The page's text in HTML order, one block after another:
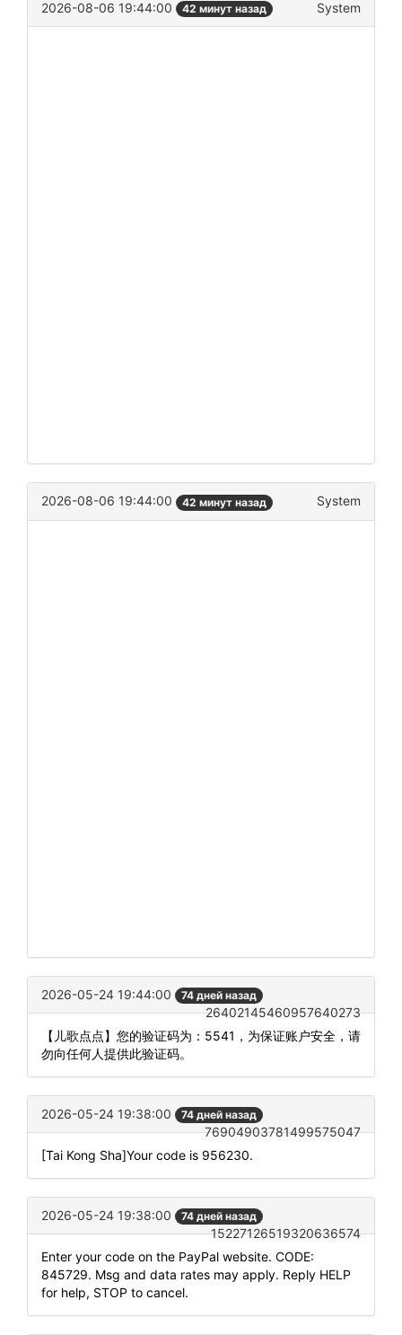
2026-08-06 19:44:00 42 минут назад System
2026-08-06 19:44:00 42 минут назад System
2026-05-24 19:44:00 74 дней назад
26402145460957640273
【儿歌点点】您的验证码为：5541，为保证账户安全，请
勿向任何人提供此验证码。
2026-05-24 19:38:00 74 дней назад
76904903781499575047
[Tai Kong Sha]Your code is 956230.
2026-05-24 19:38:00 74 дней назад
15227126519320636574
Enter your code on the PayPal website. CODE:
845729. Msg and data rates may apply. Reply HELP
for help, STOP to cancel.